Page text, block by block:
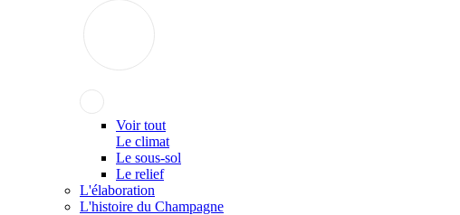
Voir tout
Le climat
Le sous-sol
Le relief
L'élaboration
L'histoire du Champagne